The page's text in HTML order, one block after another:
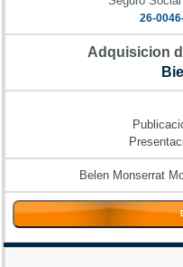
26-
Adquisicion
Belen Monserrat